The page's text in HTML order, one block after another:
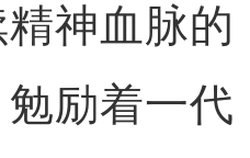
神血脉的
励着一代